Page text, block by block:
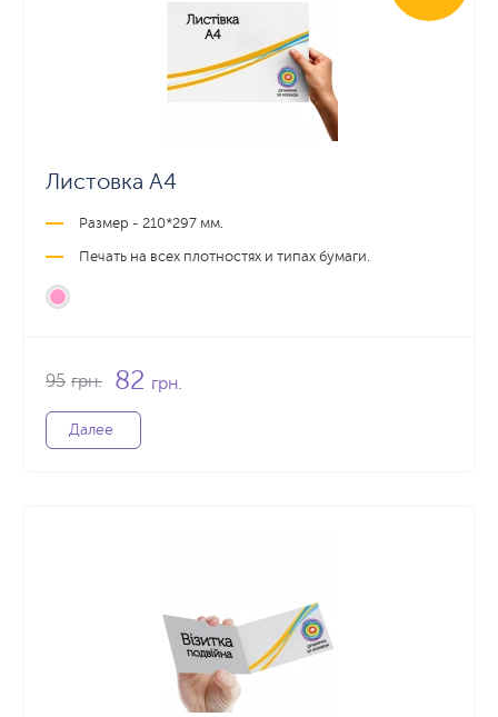
Листовка А4
Размер - 210*297 мм.
Печать на всех плотностях и типах бумаги.
95 грн. 82 грн.
Далее